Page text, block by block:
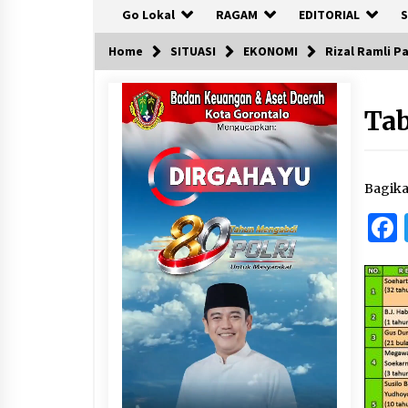
Go Lokal RAGAM EDITORIAL
Home SITUASI EKONOMI Rizal Ramli